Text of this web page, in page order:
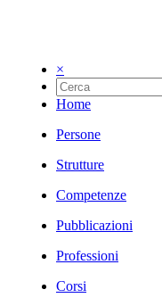
×
Home
Persone
Strutture
Competenze
Pubblicazioni
Professioni
Corsi